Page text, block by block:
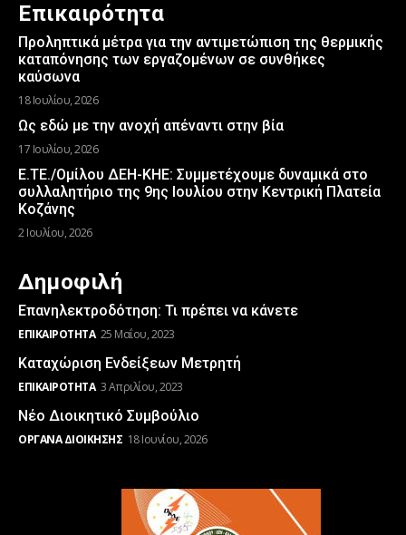
Επικαιρότητα
Προληπτικά μέτρα για την αντιμετώπιση της θερμικής
καταπόνησης των εργαζομένων σε συνθήκες
καύσωνα
18 Ιουλίου, 2026
Ως εδώ με την ανοχή απέναντι στην βία
17 Ιουλίου, 2026
Ε.ΤΕ./Ομίλου ΔΕΗ-ΚΗΕ: Συμμετέχουμε δυναμικά στο
συλλαλητήριο της 9ης Ιουλίου στην Κεντρική Πλατεία
Κοζάνης
2 Ιουλίου, 2026
Δημοφιλή
Επανηλεκτροδότηση: Τι πρέπει να κάνετε
ΕΠΙΚΑΙΡΌΤΗΤΑ 25 Μαΐου, 2023
Καταχώριση Ενδείξεων Μετρητή
ΕΠΙΚΑΙΡΌΤΗΤΑ 3 Απριλίου, 2023
Νέο Διοικητικό Συμβούλιο
ΌΡΓΑΝΑ ΔΙΟΊΚΗΣΗΣ 18 Ιουνίου, 2026